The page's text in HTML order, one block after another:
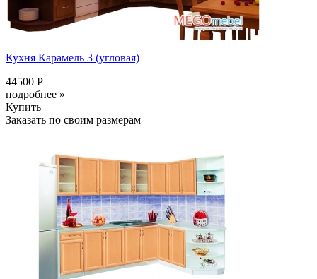
Кухня Карамель 3 (угловая)
44500 Р
подробнее »
Купить
Заказать по своим размерам